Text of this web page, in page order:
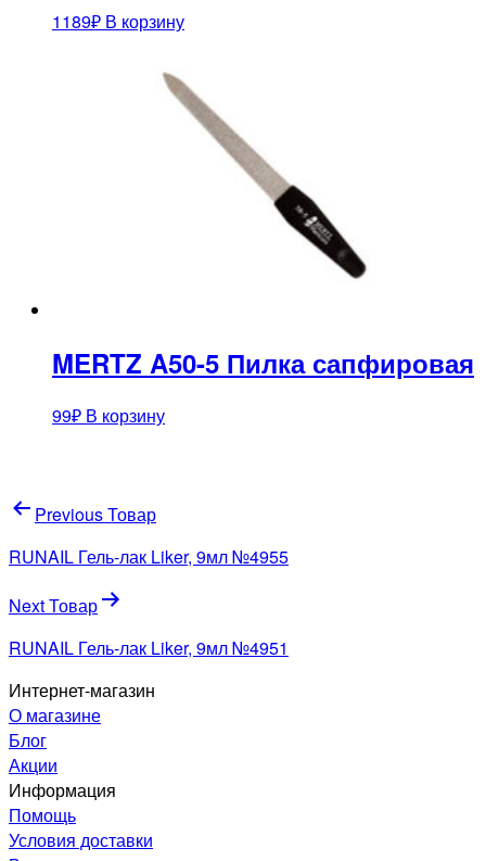
1189₽ В корзину
MERTZ A50-5 Пилка сапфировая
99₽ В корзину
Навигация
по
записям
Previous Товар
RUNAIL Гель-лак Liker, 9мл №4955
Next Товар
RUNAIL Гель-лак Liker, 9мл №4951
Интернет-магазин
О магазине
Блог
Акции
Информация
Помощь
Условия доставки